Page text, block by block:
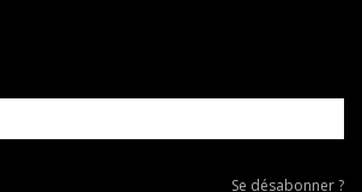
Se
Se désabonner ?